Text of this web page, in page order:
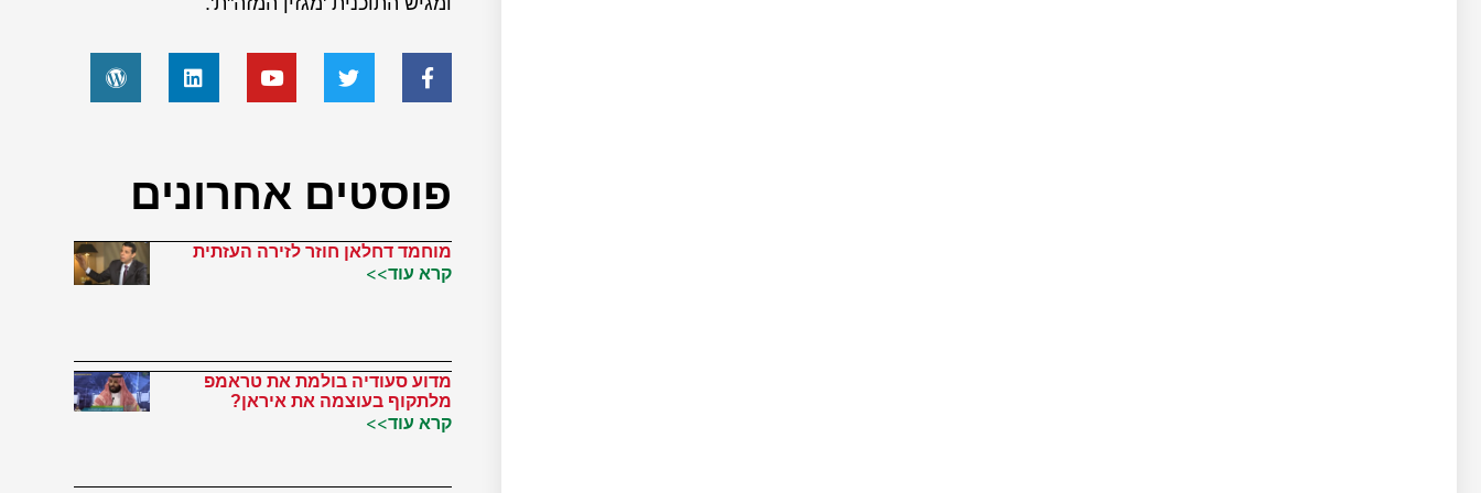
פוסטים אחרונים
מוחמד דחלאן חוזר לזירה העזתית
קרא עוד>>
מדוע סעודיה בולמת את טראמפ
מלתקוף בעוצמה את איראן?
קרא עוד>>